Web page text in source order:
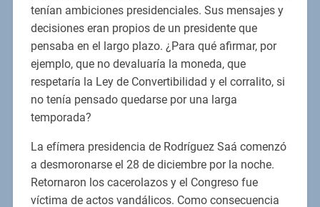
tenían ambiciones presidenciales. Sus mensajes y
decisiones eran propios de un presidente que
pensaba en el largo plazo. ¿Para qué afirmar, por
ejemplo, que no devaluaría la moneda, que
respetaría la Ley de Convertibilidad y el corralito, si
no tenía pensado quedarse por una larga
temporada?
La efímera presidencia de Rodríguez Saá comenzó
a desmoronarse el 28 de diciembre por la noche.
Retornaron los cacerolazos y el Congreso fue
víctima de actos vandálicos. Como consecuencia